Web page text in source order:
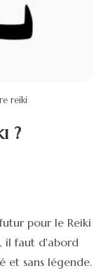
reiki
?
pour le Reiki
il faut d'abord
et sans légende.